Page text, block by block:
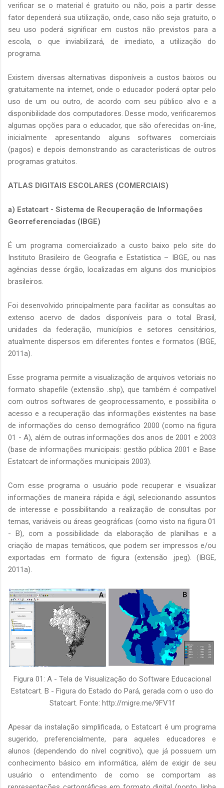
verificar se o material é gratuito ou não, pois a partir desse
fator dependerá sua utilização, onde, caso não seja gratuito, o
seu uso poderá significar em custos não previstos para a
escola, o que inviabilizará, de imediato, a utilização do
programa.
Existem diversas alternativas disponíveis a custos baixos ou
gratuitamente na internet, onde o educador poderá optar pelo
uso de um ou outro, de acordo com seu público alvo e a
disponibilidade dos computadores. Desse modo, verificaremos
algumas opções para o educador, que são oferecidas on-line,
inicialmente apresentando alguns softwares comerciais
(pagos) e depois demonstrando as características de outros
programas gratuitos.
ATLAS DIGITAIS ESCOLARES (COMERCIAIS)
a) Estatcart - Sistema de Recuperação de Informações
Georreferenciadas (IBGE)
É um programa comercializado a custo baixo pelo site do
Instituto Brasileiro de Geografia e Estatística – IBGE, ou nas
agências desse órgão, localizadas em alguns dos municípios
brasileiros.
Foi desenvolvido principalmente para facilitar as consultas ao
extenso acervo de dados disponíveis para o total Brasil,
unidades da federação, municípios e setores censitários,
atualmente dispersos em diferentes fontes e formatos (IBGE,
2011a).
Esse programa permite a visualização de arquivos vetoriais no
formato shapefile (extensão .shp), que também é compatível
com outros softwares de geoprocessamento, e possibilita o
acesso e a recuperação das informações existentes na base
de informações do censo demográfico 2000 (como na figura
01 - A), além de outras informações dos anos de 2001 e 2003
(base de informações municipais: gestão pública 2001 e Base
Estatcart de informações municipais 2003).
Com esse programa o usuário pode recuperar e visualizar
informações de maneira rápida e ágil, selecionando assuntos
de interesse e possibilitando a realização de consultas por
temas, variáveis ou áreas geográficas (como visto na figura 01
- B), com a possibilidade da elaboração de planilhas e a
criação de mapas temáticos, que podem ser impressos e/ou
exportadas em formato de figura (extensão .jpeg). (IBGE,
2011a).
Figura 01: A - Tela de Visualização do Software Educacional
Estatcart. B - Figura do Estado do Pará, gerada com o uso do
Statcart. Fonte: http://migre.me/9FV1f
Apesar da instalação simplificada, o Estatcart é um programa
sugerido, preferencialmente, para aqueles educadores e
alunos (dependendo do nível cognitivo), que já possuem um
conhecimento básico em informática, além de exigir de seu
usuário o entendimento de como se comportam as